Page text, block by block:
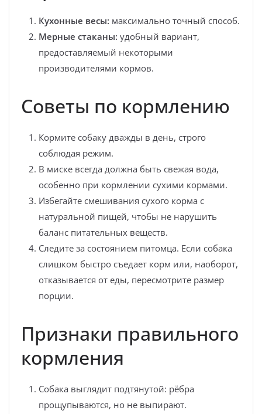
Кухонные весы: максимально точный способ.
Мерные стаканы: удобный вариант,
предоставляемый некоторыми
производителями кормов.
Советы по кормлению
Кормите собаку дважды в день, строго
соблюдая режим.
В миске всегда должна быть свежая вода,
особенно при кормлении сухими кормами.
Избегайте смешивания сухого корма с
натуральной пищей, чтобы не нарушить
баланс питательных веществ.
Следите за состоянием питомца. Если собака
слишком быстро съедает корм или, наоборот,
отказывается от еды, пересмотрите размер
порции.
Признаки правильного
кормления
Собака выглядит подтянутой: рёбра
прощупываются, но не выпирают.